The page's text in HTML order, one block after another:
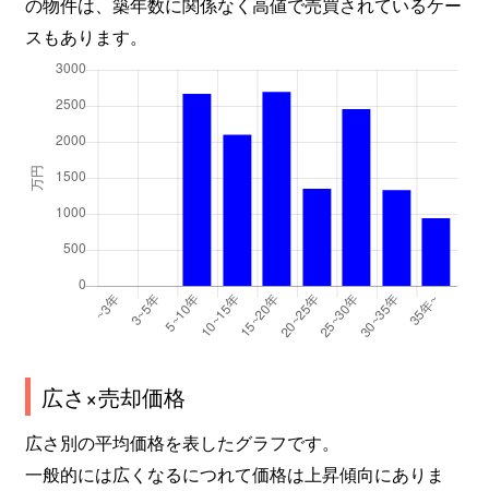
スもあります。
広さ×売却価格
広さ別の平均価格を表したグラフです。
一般的には広くなるにつれて価格は上昇傾向にありま